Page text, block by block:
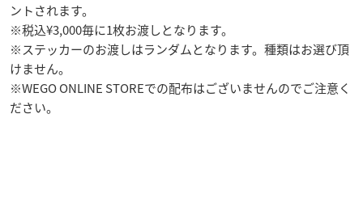
ントされます。
※税込¥3,000毎に1枚お渡しとなります。
※ステッカーのお渡しはランダムとなります。種類はお選び頂
けません。
※WEGO ONLINE STOREでの配布はございませんのでご注意く
ださい。